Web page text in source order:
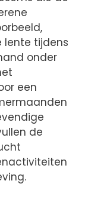
lente tijdens
onder
een
de